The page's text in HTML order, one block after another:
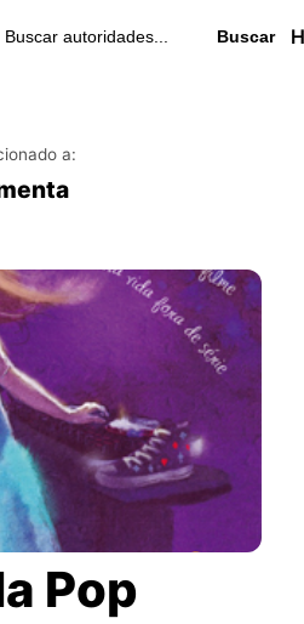
Buscar
a:
Pop